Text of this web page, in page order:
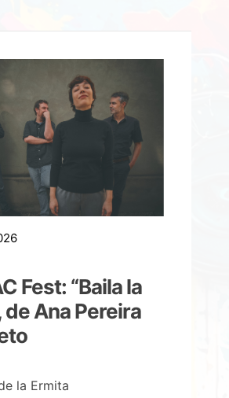
Fest: “Baila la
de Ana Pereira
la Ermita